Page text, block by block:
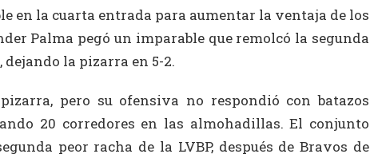
en la cuarta entrada para aumentar la ventaja de los
Palma pegó un imparable que remolcó la segunda
la pizarra en 5-2.
pero su ofensiva no respondió con batazos
20 corredores en las almohadillas. El conjunto
peor racha de la LVBP, después de Bravos de